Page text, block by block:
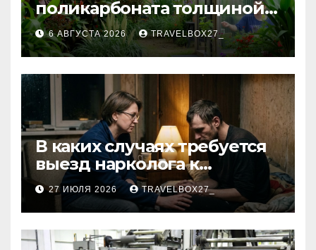
поликарбоната толщиной 4
и 6 мм
6 АВГУСТА 2026 TRAVELBOX27_
В каких случаях требуется
выезд нарколога к
пациенту
27 ИЮЛЯ 2026 TRAVELBOX27_